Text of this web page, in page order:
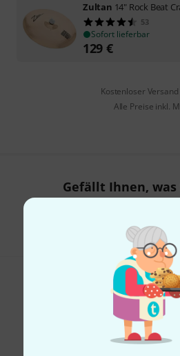
Zultan 14" Rock Beat
53
Sofort lieferbar
129 €
Kostenloser
Alle Preise inkl.
Gefällt Ihnen, was
Thomann